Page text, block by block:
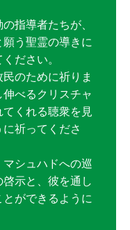
指導者たちが、
う聖霊の導きに
ださい。
のために祈りま
べるクリスチャ
くれる聴衆を見
祈ってくださ
シュハドへの巡
示と、彼を通し
ができるように